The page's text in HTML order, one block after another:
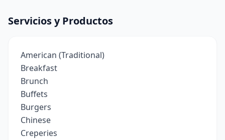
Servicios y Productos
American (Traditional)
Breakfast
Brunch
Buffets
Burgers
Chinese
Creperies